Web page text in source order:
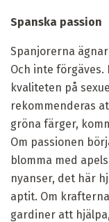
Spanska passion
Spanjorerna
Och inte
kvaliteten på
rekommenderas
gröna färger,
Om passionen
blomma med
nyanser, det här
aptit. Om
gardiner att